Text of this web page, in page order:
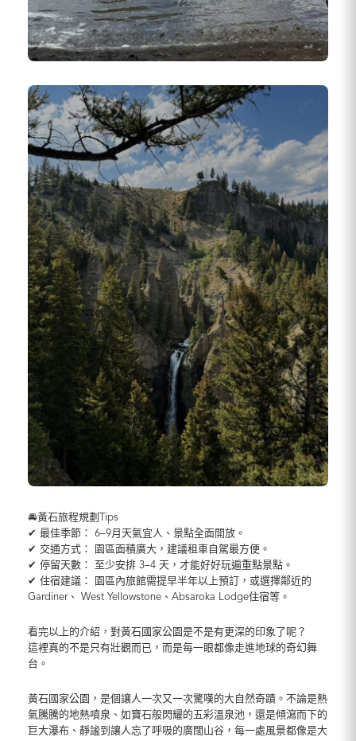
🚘黃石旅程規劃Tips
✔ 最佳季節： 6–9月天氣宜人、景點全面開放。
✔ 交通方式： 園區面積廣大，建議租車自駕最方便。
✔ 停留天數： 至少安排 3–4 天，才能好好玩遍重點景點。
✔ 住宿建議： 園區內旅館需提早半年以上預訂，或選擇鄰近的
Gardiner、 West Yellowstone、Absaroka Lodge住宿等。
看完以上的介紹，對黃石國家公園是不是有更深的印象了呢？
這裡真的不是只有壯觀而已，而是每一眼都像走進地球的奇幻舞
台。
黃石國家公園，是個讓人一次又一次驚嘆的大自然奇蹟。不論是熱
氣騰騰的地熱噴泉、如寶石般閃耀的五彩溫泉池，還是傾瀉而下的
巨大瀑布、靜謐到讓人忘了呼吸的廣闊山谷，每一處風景都像是大